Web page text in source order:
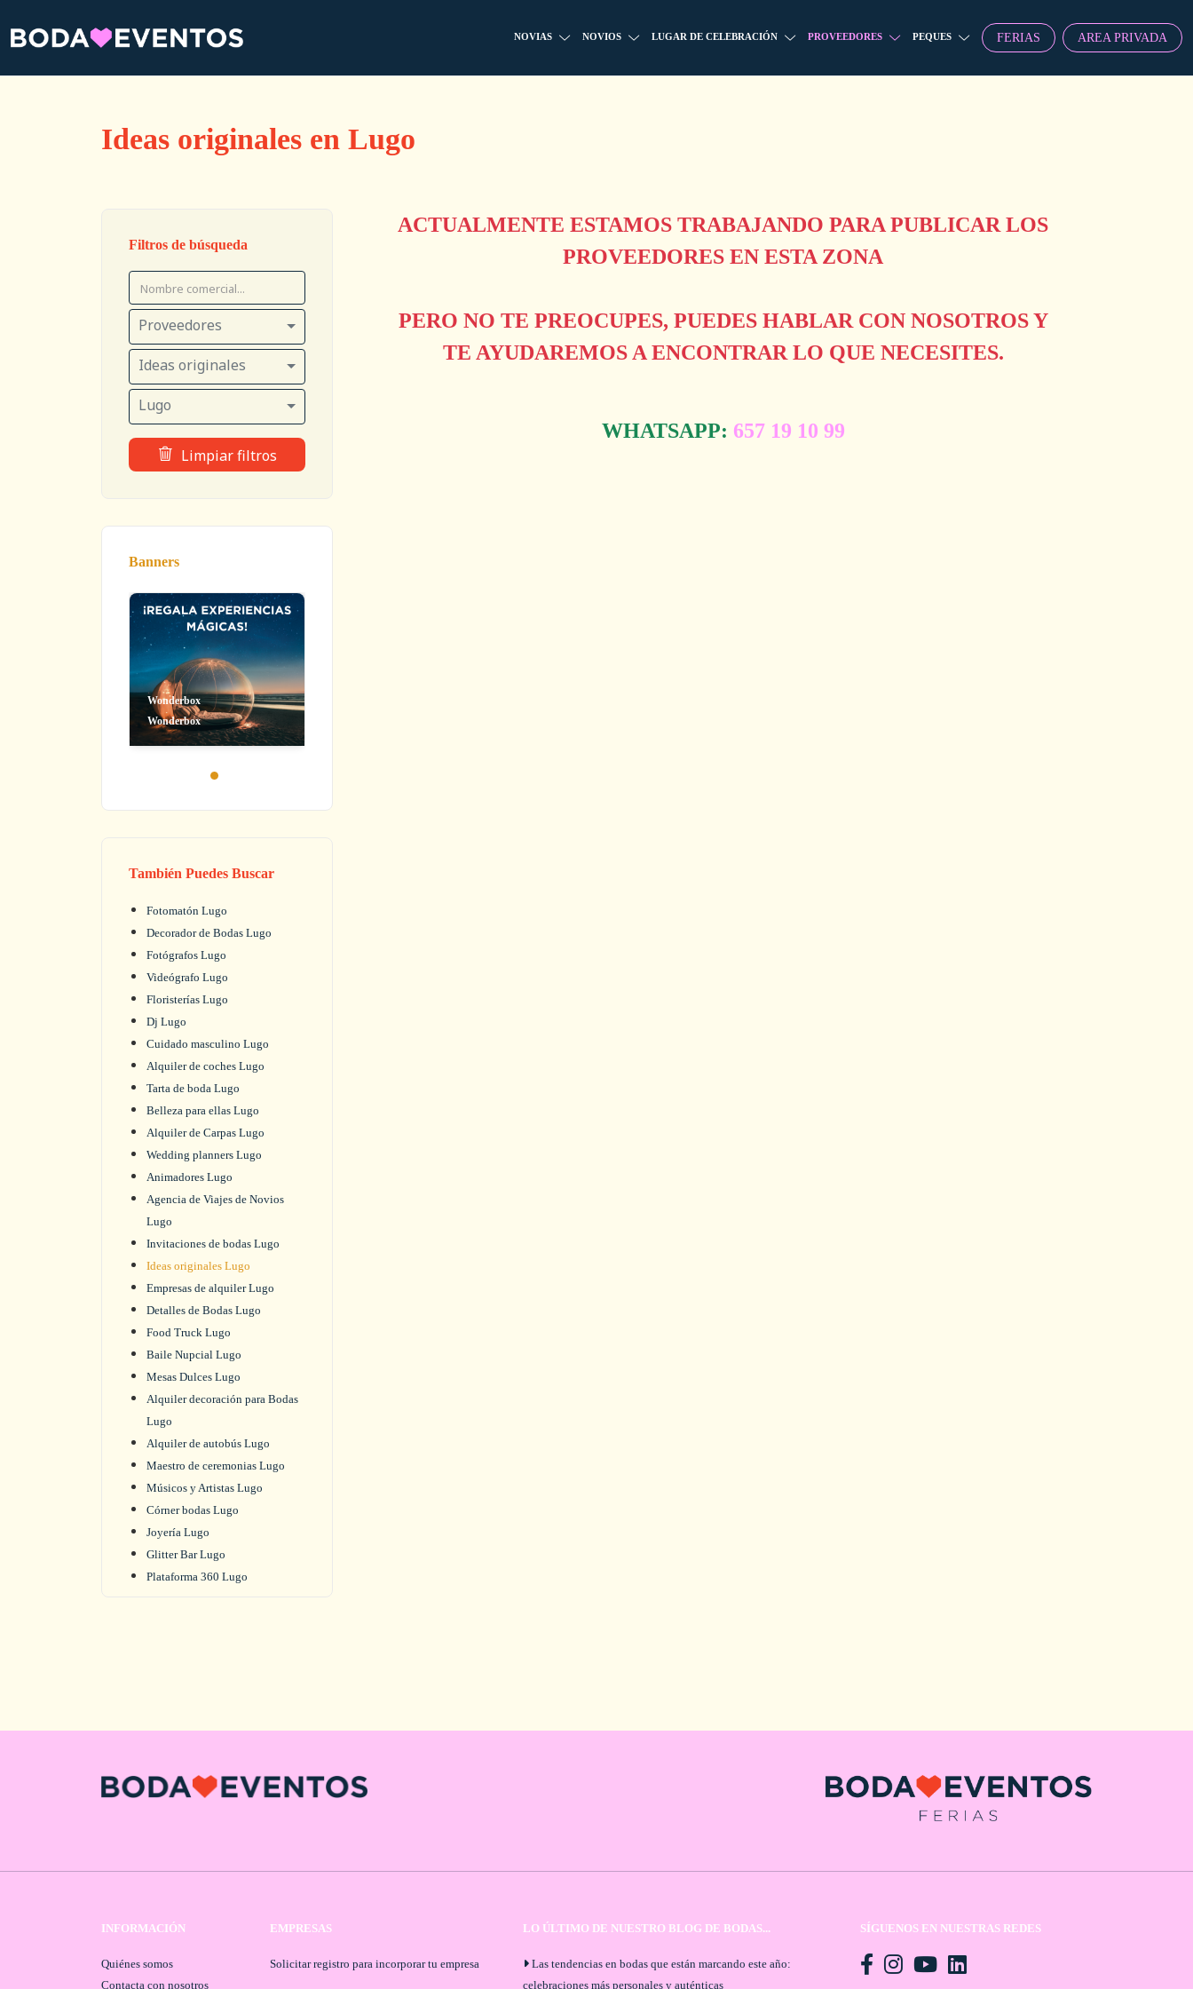
NOVIAS NOVIOS LUGAR DE CELEBRACIÓN PROVEEDORES PEQUES FERIAS AREA PRIVADA
Ideas originales en Lugo
Filtros de búsqueda
Proveedores
Ideas originales
Lugo
Limpiar filtros
Banners
Wonderbox
Wonderbox
También Puedes Buscar
Fotomatón Lugo
Decorador de Bodas Lugo
Fotógrafos Lugo
Videógrafo Lugo
Floristerías Lugo
Dj Lugo
Cuidado masculino Lugo
Alquiler de coches Lugo
Tarta de boda Lugo
Belleza para ellas Lugo
Alquiler de Carpas Lugo
Wedding planners Lugo
Animadores Lugo
Agencia de Viajes de Novios
Lugo
Invitaciones de bodas Lugo
Ideas originales Lugo
Empresas de alquiler Lugo
Detalles de Bodas Lugo
Food Truck Lugo
Baile Nupcial Lugo
Mesas Dulces Lugo
Alquiler decoración para Bodas
Lugo
Alquiler de autobús Lugo
Maestro de ceremonias Lugo
Músicos y Artistas Lugo
Córner bodas Lugo
Joyería Lugo
Glitter Bar Lugo
Plataforma 360 Lugo
ACTUALMENTE ESTAMOS TRABAJANDO PARA PUBLICAR LOS
PROVEEDORES EN ESTA ZONA
PERO NO TE PREOCUPES, PUEDES HABLAR CON NOSOTROS Y
TE AYUDAREMOS A ENCONTRAR LO QUE NECESITES.
WHATSAPP: 657 19 10 99
INFORMACIÓN
Quiénes somos
Contacta con nosotros
EMPRESAS
Solicitar registro para incorporar tu empresa
LO ÚLTIMO DE NUESTRO BLOG DE BODAS...
Las tendencias en bodas que están marcando este año:
celebraciones más personales y auténticas
SÍGUENOS EN NUESTRAS REDES